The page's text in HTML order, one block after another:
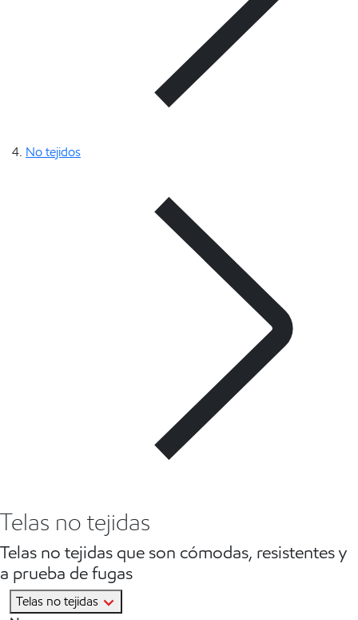
No tejidos
Telas no tejidas
Telas no tejidas que son cómodas, resistentes y
a prueba de fugas
Telas no tejidas